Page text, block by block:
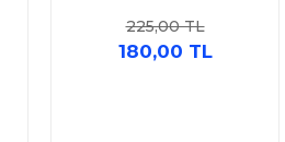
225,00 TL
180,00 TL